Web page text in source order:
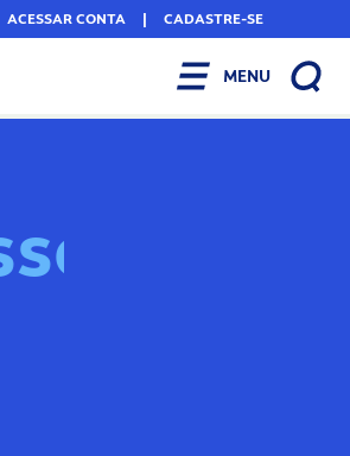
ACESSAR CONTA | CADASTRE-SE
MENU
so